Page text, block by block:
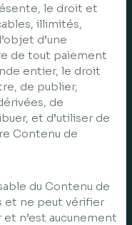
le droit et
illimités,
d’une
de tout paiement
entier, le droit
de publier,
de
et d’utiliser de
Contenu de
du Contenu de
et ne peut vérifier
n’est aucunement